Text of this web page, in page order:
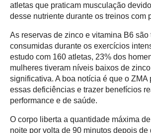
atletas que praticam musculação
desse nutriente durante os treinos com
As reservas de zinco e vitamina B6 são
consumidas durante os exercícios
estudo com 160 atletas, 23% dos
mulheres tiveram níveis baixos de
significativa. A boa notícia é que o ZMA
essas deficiências e trazer benefícios
performance e de saúde.
O corpo liberta a quantidade máxima
noite por volta de 90 minutos depois de